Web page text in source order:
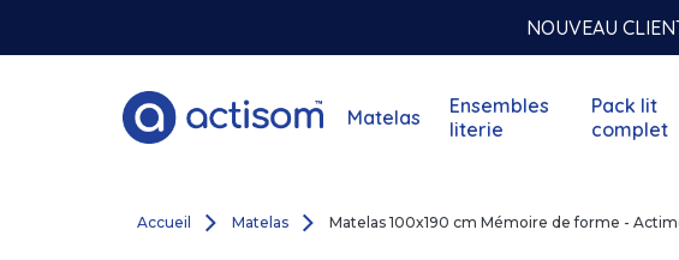
NOUVEAU
Matelas
Ensembles
literie
Pack lit
complet
Accueil Matelas Matelas 100x190 cm Mémoire de forme -